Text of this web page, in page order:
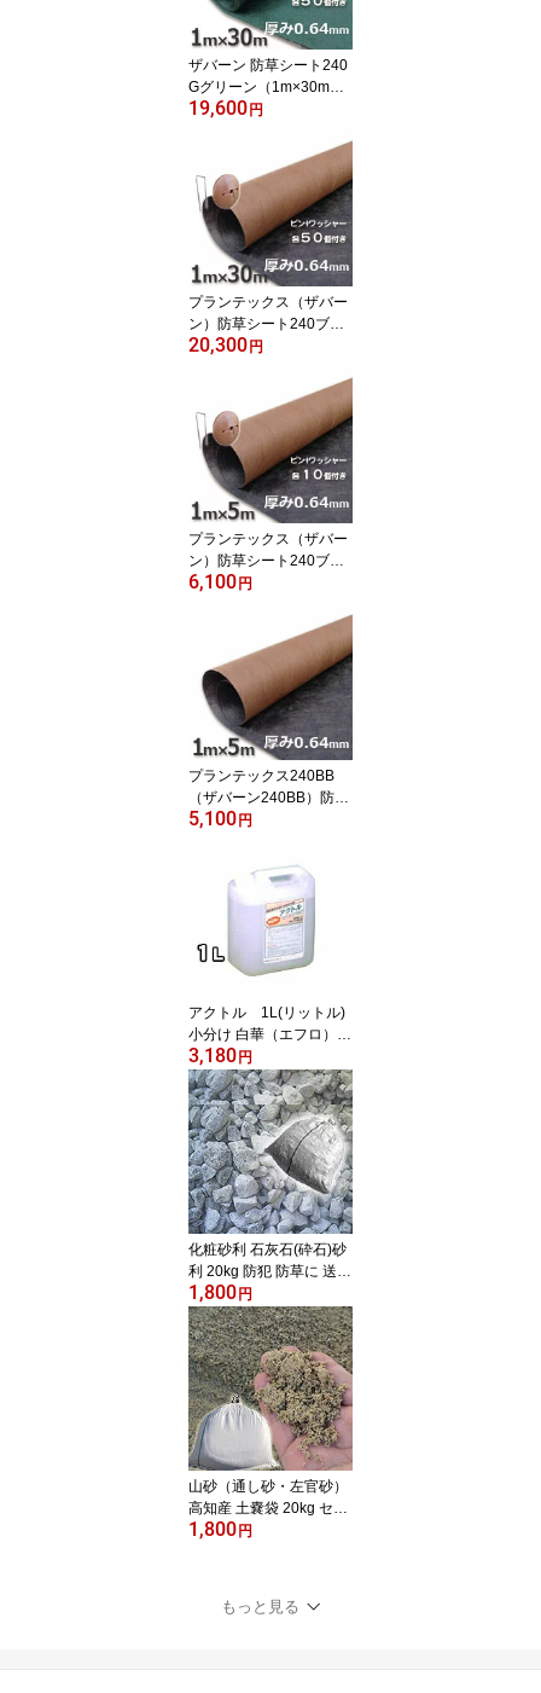
ザバーン 防草シート240
Gグリーン（1m×30m）
とコ型ピン＋WDワッシ
19,600 円
プランテックス（ザバー
ン）防草シート240ブラ
ック＆ブラウン（1m×30
ャーが各50個ついたお買
い得セット
20,300 円
プランテックス（ザバー
ン）防草シート240ブラ
ック＆ブラウン（1m×5
ャーが各10個ついたお買
い得お試しセット
6,100 円
プランテックス240BB
（ザバーン240BB）防草
シートブラック＆ブラウ
5,100 円
アクトル 1L(リットル)
小分け 白華（エフロ）除
去剤 テクノクリーン特殊
洗浄剤 激安特価
3,180 円
化粧砂利 石灰石(砕石)砂
利 20kg 防犯 防草に 送料
無料
1,800 円
山砂（通し砂・左官砂）
高知産 土嚢袋 20kg セメ
ント用砂・あそび砂・遊
園芸用砂として 送料無料
1,800 円
もっと見る